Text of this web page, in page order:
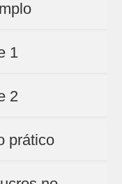
1
2
prático